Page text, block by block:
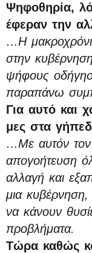
Ψηφοθηρία,
έφεραν την
…Η
στην
ψήφους
παραπάνω
Για αυτό και
μες στα
…Με αυτόν τον
απογοήτευση
αλλαγή και
μια κυβέρνηση,
να κάνουν
προβλήματα.
Τώρα καθώς